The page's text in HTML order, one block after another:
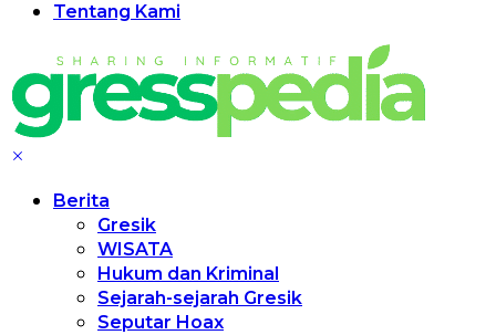
Tentang Kami
Berita
Gresik
WISATA
Hukum dan Kriminal
Sejarah-sejarah Gresik
Seputar Hoax